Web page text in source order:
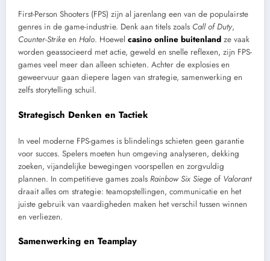
First-Person Shooters (FPS) zijn al jarenlang een van de populairste
genres in de game-industrie. Denk aan titels zoals Call of Duty,
Counter-Strike en Halo. Hoewel casino online buitenland ze vaak
worden geassocieerd met actie, geweld en snelle reflexen, zijn FPS-
games veel meer dan alleen schieten. Achter de explosies en
geweervuur gaan diepere lagen van strategie, samenwerking en
zelfs storytelling schuil.
Strategisch Denken en Tactiek
In veel moderne FPS-games is blindelings schieten geen garantie
voor succes. Spelers moeten hun omgeving analyseren, dekking
zoeken, vijandelijke bewegingen voorspellen en zorgvuldig
plannen. In competitieve games zoals Rainbow Six Siege of Valorant
draait alles om strategie: teamopstellingen, communicatie en het
juiste gebruik van vaardigheden maken het verschil tussen winnen
en verliezen.
Samenwerking en Teamplay